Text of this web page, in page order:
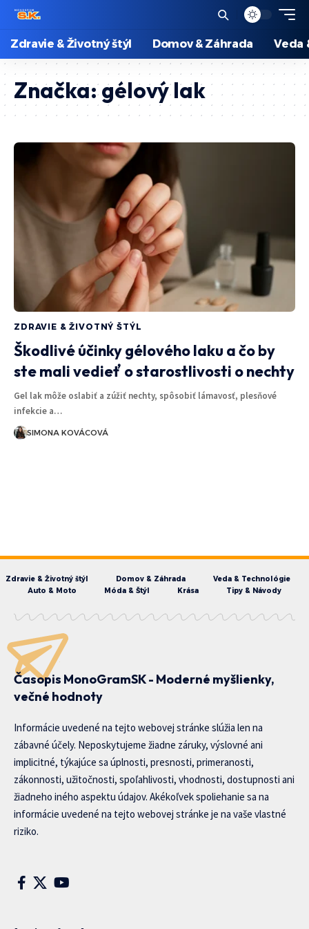
Zdravie & Životný štýl Domov & Záhrada Veda
Značka:gélový lak
ZDRAVIE & ŽIVOTNÝ ŠTÝL
Škodlivé účinky gélového laku a čo by
ste mali vedieť o starostlivosti o nechty
Gel lak môže oslabiť a zúžiť nechty, spôsobiť lámavosť, plesňové
infekcie a…
SIMONA KOVÁCOVÁ
Zdravie & Životný štýl Domov & Záhrada
Veda & Technológie
Auto & Moto
Móda & Štýl Krása Tipy & Návody
Časopis MonoGramSK - Moderné myšlienky,
večné hodnoty
Informácie uvedené na tejto webovej stránke slúžia len na
zábavné účely. Neposkytujeme žiadne záruky, výslovné ani
implicitné, týkajúce sa úplnosti, presnosti, primeranosti,
zákonnosti, užitočnosti, spoľahlivosti, vhodnosti, dostupnosti ani
žiadneho iného aspektu údajov. Akékoľvek spoliehanie sa na
informácie uvedené na tejto webovej stránke je na vaše vlastné
riziko.